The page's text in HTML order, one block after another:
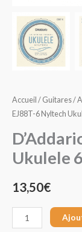
Accueil / Guitares/
EJ88T-6 Nyltech
Ukulele
13,50€